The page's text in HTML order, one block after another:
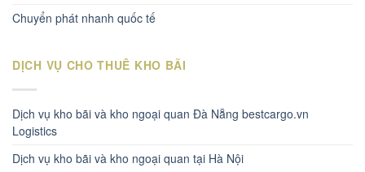
Chuyển phát nhanh quốc tế
DỊCH VỤ CHO THUÊ KHO BÃI
Dịch vụ kho bãi và kho ngoại quan Đà Nẵng bestcargo.vn
Logistics
Dịch vụ kho bãi và kho ngoại quan tại Hà Nội